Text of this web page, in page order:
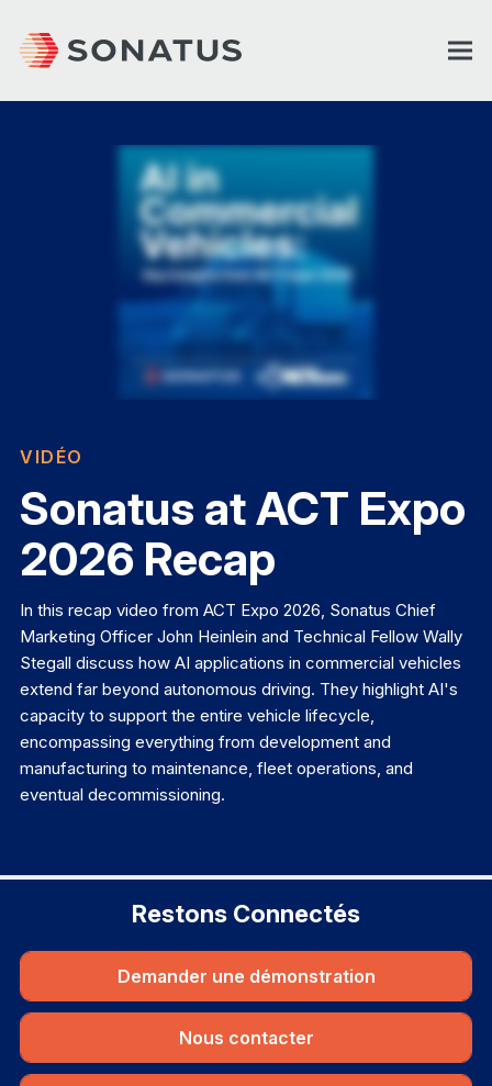
VIDÉO
Sonatus at ACT Expo
2026 Recap
In this recap video from ACT Expo 2026, Sonatus Chief
Marketing Officer John Heinlein and Technical Fellow Wally
Stegall discuss how AI applications in commercial vehicles
extend far beyond autonomous driving. They highlight AI's
capacity to support the entire vehicle lifecycle,
encompassing everything from development and
manufacturing to maintenance, fleet operations, and
eventual decommissioning.
Restons Connectés
Demander une démonstration
Nous contacter